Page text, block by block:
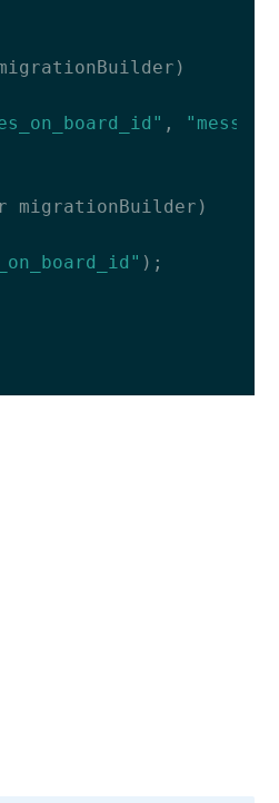
)
,
migrationBuilder )
);